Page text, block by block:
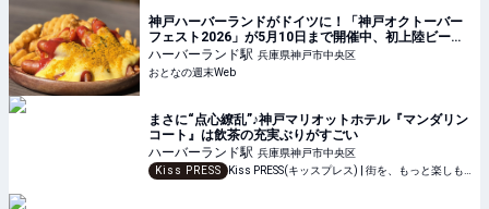
神戸ハーバーランドがドイツに！「神戸オクトーバー
フェスト2026」が5月10日まで開催中、初上陸ビール
も2種
ハーバーランド駅 兵庫県神戸市中央区
おとなの週末Web
まさに“点心繚乱”♪神戸マリオットホテル『マンダリン
コート』は飲茶の充実ぶりがすごい
ハーバーランド駅 兵庫県神戸市中央区
Kiss PRESS